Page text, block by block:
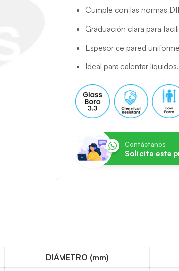
Cumple con las normas
Graduación clara para
Espesor de pared
Ideal para calentar líquidos.
Contáctanos
Solicita este
DIÁMETRO (mm)